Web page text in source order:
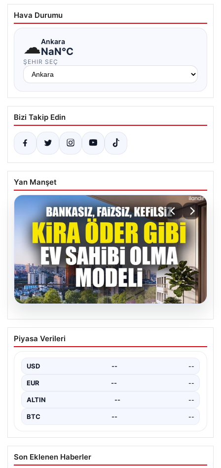
Hava Durumu
☁Ankara
NaN°C
ŞEHIR SEÇ
Bizi Takip Edin
Yan Manşet
07.08.2026
DAP Yapı’dan bir ilk! Emlak Konut
güvencesi Dap vizyonuyla kendi
{"title": "DAP Yapı’dan Bir İlk: Güvence ve Vizyonla Kendi
Piyasa Verileri
USD -- --
EUR -- --
ALTIN -- --
BTC -- --
Son Eklenen Haberler